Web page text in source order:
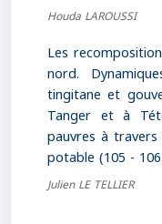
Houda LAROUSSI
Les
nord.
tingitane et
Tanger et à
pauvres à travers
potable (105 -
Julien LE TELLIER